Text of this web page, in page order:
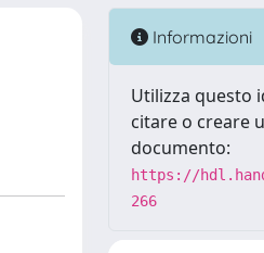
Informazioni
Utilizza questo
citare o creare
documento:
https://
266